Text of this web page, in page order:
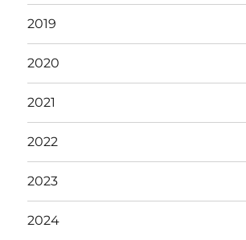
2019
2020
2021
2022
2023
2024